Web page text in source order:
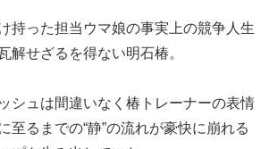
持った担当ウマ娘の事実上の競争人生
解せざるを得ない明石椿。
シュは間違いなく椿トレーナーの表情
至るまでの“静”の流れが豪快に崩れる